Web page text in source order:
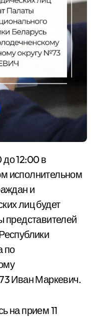
исполнительном
и
лиц будет
представителей
по
Иван Маркевич.
на прием 11